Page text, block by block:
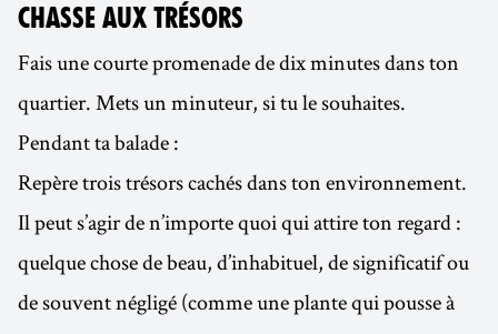
CHASSE AUX TRÉSORS
Fais une courte promenade de dix minutes dans ton
quartier. Mets un minuteur, si tu le souhaites.
Pendant ta balade :
Repère trois trésors cachés dans ton environnement.
Il peut s’agir de n’importe quoi qui attire ton regard :
quelque chose de beau, d’inhabituel, de significatif ou
de souvent négligé (comme une plante qui pousse à